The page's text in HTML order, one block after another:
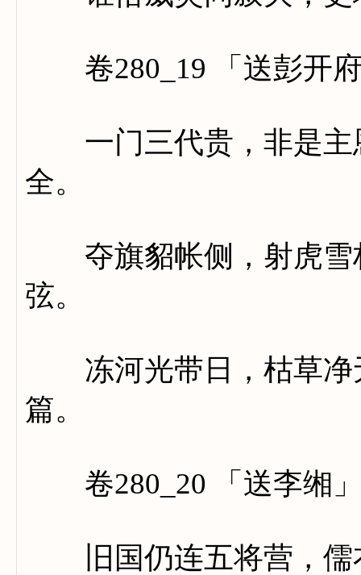
卷280_19 「送彭开府
一门三代贵，非是主
全。
夺旗貂帐侧，射虎雪
弦。
冻河光带日，枯草净
篇。
卷280_20 「送李缃
旧国仍连五将营，儒